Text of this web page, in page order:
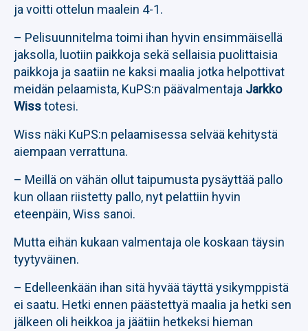
ja voitti ottelun maalein 4-1.
– Pelisuunnitelma toimi ihan hyvin ensimmäisellä
jaksolla, luotiin paikkoja sekä sellaisia puolittaisia
paikkoja ja saatiin ne kaksi maalia jotka helpottivat
meidän pelaamista, KuPS:n päävalmentaja Jarkko
Wisstotesi.
Wiss näki KuPS:n pelaamisessa selvää kehitystä
aiempaan verrattuna.
– Meillä on vähän ollut taipumusta pysäyttää pallo
kun ollaan riistetty pallo, nyt pelattiin hyvin
eteenpäin, Wiss sanoi.
Mutta eihän kukaan valmentaja ole koskaan täysin
tyytyväinen.
– Edelleenkään ihan sitä hyvää täyttä ysikymppistä
ei saatu. Hetki ennen päästettyä maalia ja hetki sen
jälkeen oli heikkoa ja jäätiin hetkeksi hieman